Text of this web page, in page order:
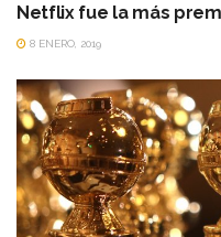
Netflix fue la más
8 ENERO, 2019